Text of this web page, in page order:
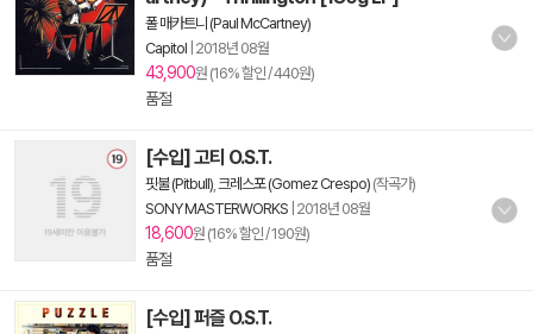
폴 매카트니 (Paul McCartney)
Capitol 2018년 08월
43,900원 (16% 할인 / 440원)
품절
[수입] 고티 O.S.T.
핏불 (Pitbull) 크레스포 (Gomez Crespo) (작곡가)
SONY MASTERWORKS 2018년 08월
18,600원 (16% 할인 / 190원)
품절
[수입] 퍼즐 O.S.T.